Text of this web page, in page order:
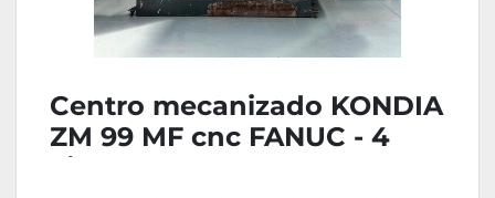
Centro mecanizado KONDIA
ZM 99 MF cnc FANUC - 4
ejes